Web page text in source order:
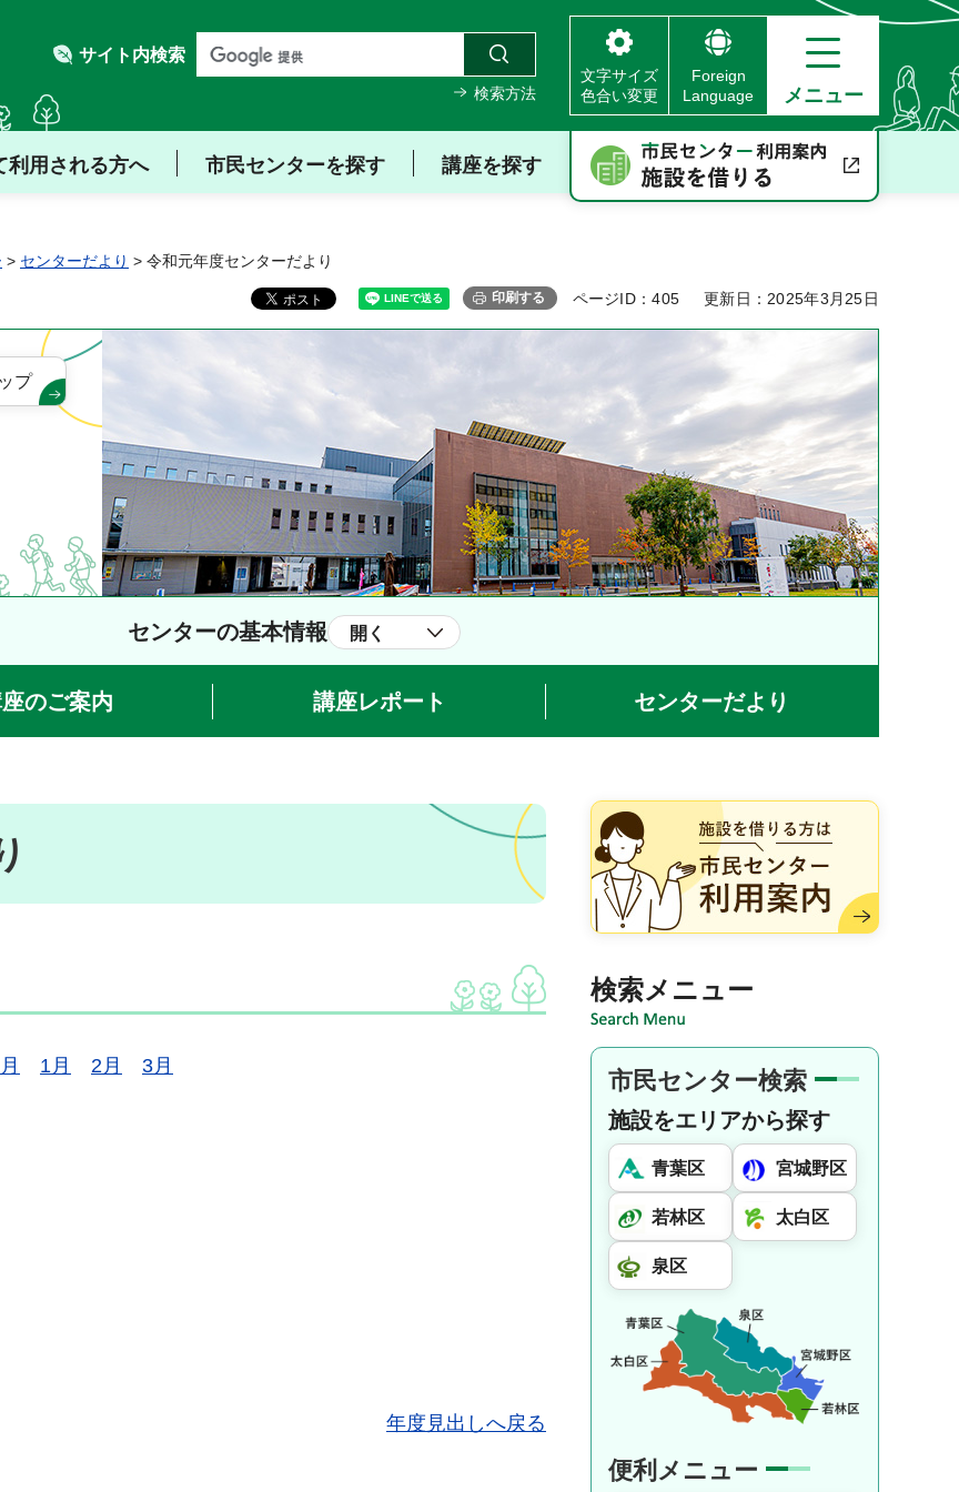
サイト内検索
検索方法
文字サイズ
色合い変更
Foreign
Language
メニュー
利用される方へ 市民センターを探す 講座を探す
> センターだより > 令和元年度センターだより
印刷する ページID：405 更新日：2025年3月25日
プ
センターの基本情報 開く
のご案内 講座レポート センターだより
1月 2月 3月
年度見出しへ戻る
施設を借りる方は市民センター
利用案内
検索メニュー
市民センター検索
施設をエリアから探す
青葉区 宮城野区
若林区 太白区
泉区
便利メニュー